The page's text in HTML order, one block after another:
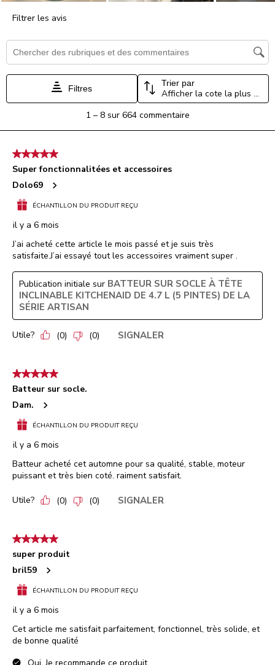
Filtrer les avis
Zone de recherche de sujet et d'avis
Filtres
Trier par
Afficher la cote la plus élevée à la plus faible
8
664
commentaire.
1 – 8 sur 664 commentaire
5 étoile(s) sur 5.
Super fonctionnalitées et accessoires
Dolo69
ÉCHANTILLON DU PRODUIT REÇU
il y a 6 mois
J’ai acheté cette article le mois passé et je suis très
satisfaite.J’ai essayé tout les accessoires vraiment super .
Publication initiale sur BATTEUR SUR SOCLE À TÊTE
INCLINABLE KITCHENAID DE 4.7 L (5 PINTES) DE LA
SÉRIE ARTISAN
Utile? (0) (0) SIGNALER
5 étoile(s) sur 5.
Batteur sur socle.
Dam.
ÉCHANTILLON DU PRODUIT REÇU
il y a 6 mois
Batteur acheté cet automne pour sa qualité, stable, moteur
puissant et très bien coté. raiment satisfait.
Utile? (0) (0) SIGNALER
5 étoile(s) sur 5.
super produit
bril59
ÉCHANTILLON DU PRODUIT REÇU
il y a 6 mois
Cet article me satisfait parfaitement, fonctionnel, très solide, et
de bonne qualité
Oui, Je recommande ce produit.